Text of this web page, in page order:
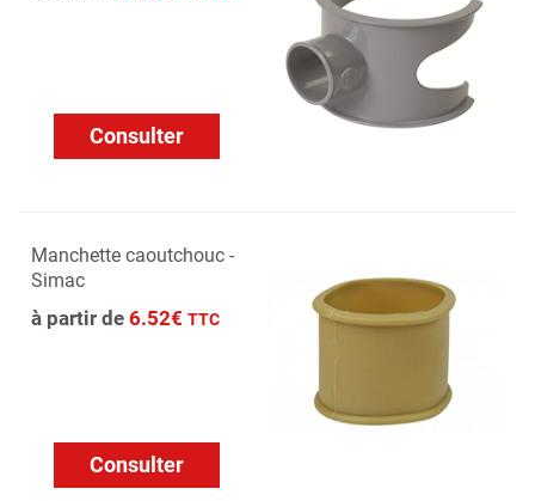
Consulter
Manchette caoutchouc -
Simac
à partir de 6.52€ TTC
Consulter